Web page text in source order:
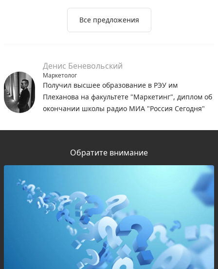
Все предложения
Денис Беневольский
Маркетолог
Получил высшее образование в РЭУ им
Плеханова на факультете "Маркетинг", диплом об
окончании школы радио МИА "Россия Сегодня"
Обратите внимание